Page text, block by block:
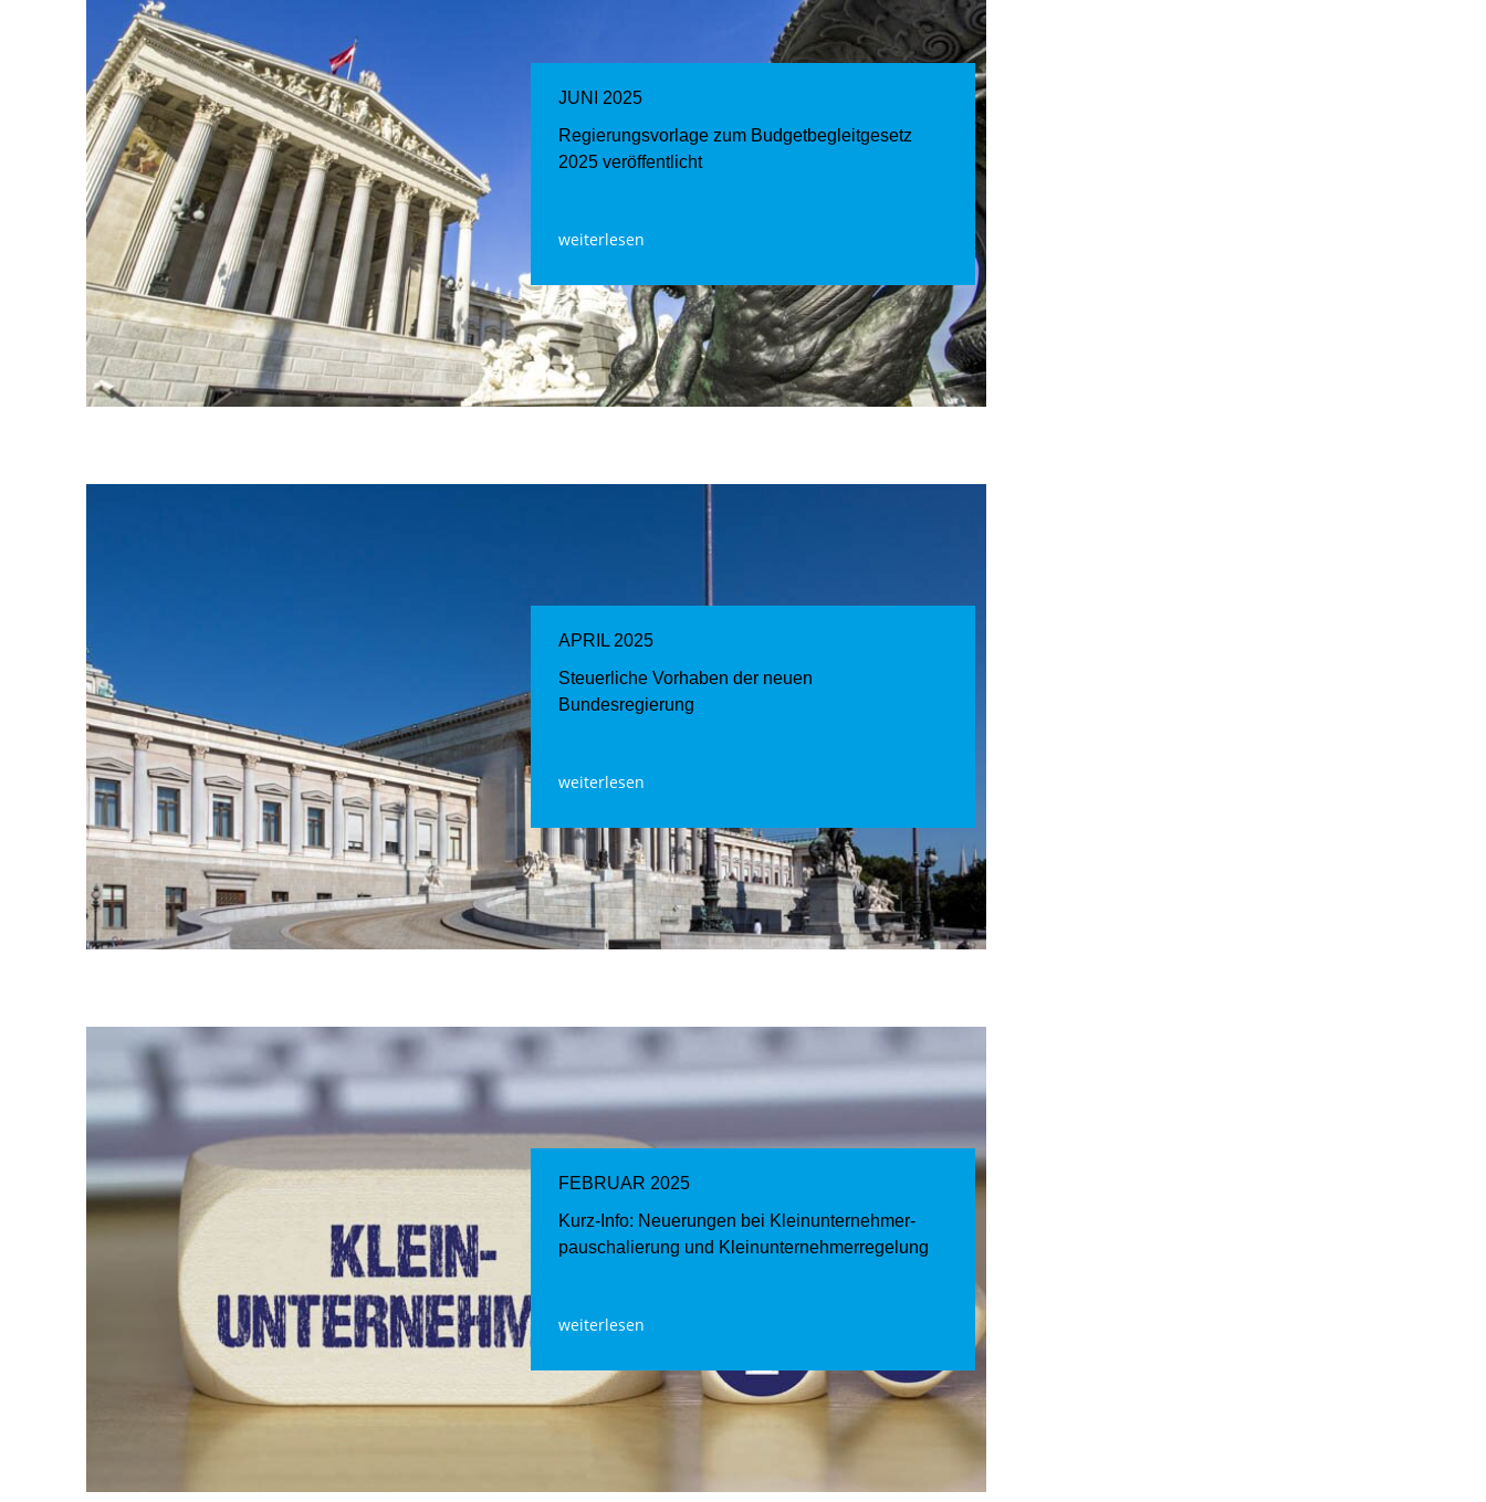
JUNI 2025
Regierungsvorlage zum Budgetbegleitgesetz
2025 veröffentlicht
weiterlesen
APRIL 2025
Steuerliche Vorhaben der neuen
Bundesregierung
weiterlesen
FEBRUAR 2025
Kurz-Info: Neuerungen bei Kleinunternehmer­
pauschalierung und Kleinunternehmer­regelung
weiterlesen